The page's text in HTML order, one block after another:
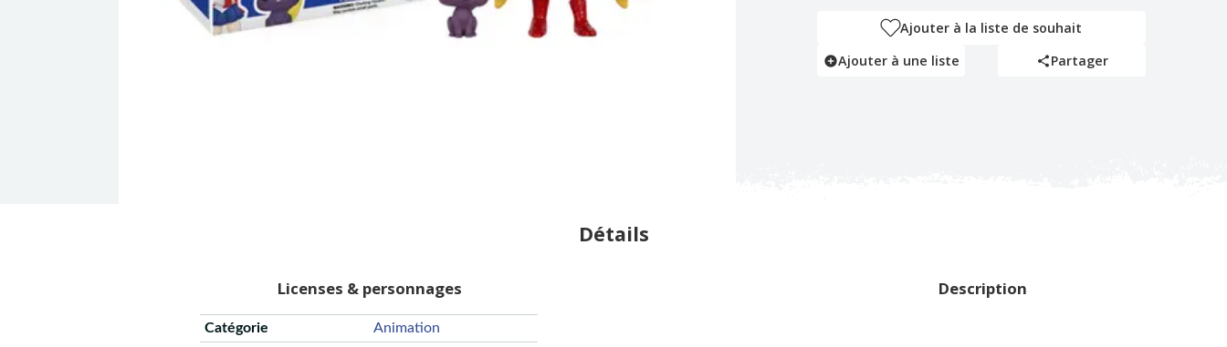
Ajouter à la liste de souhait
Ajouter à une liste
Partager
Détails
Licenses & personnages
Catégorie
Animation
Description